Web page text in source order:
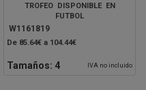
TROFEO DISPONIBLE EN
FUTBOL
W1161819
De 85.64€ a 104.44€
Tamaños: 4 IVA no incluido